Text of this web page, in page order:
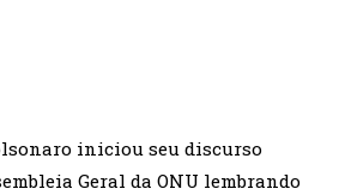
iniciou seu discurso
Geral da ONU lembrando